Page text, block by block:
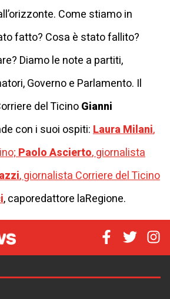
Come stiamo in
fatto? Cosa è stato fallito?
Diamo le note a partiti,
Governo e Parlamento. Il
del TicinoGianni
con i suoi ospiti:Laura Milani,
Paolo Ascierto, giornalista
, giornalista Corriere del Ticino
, caporedattore laRegione.